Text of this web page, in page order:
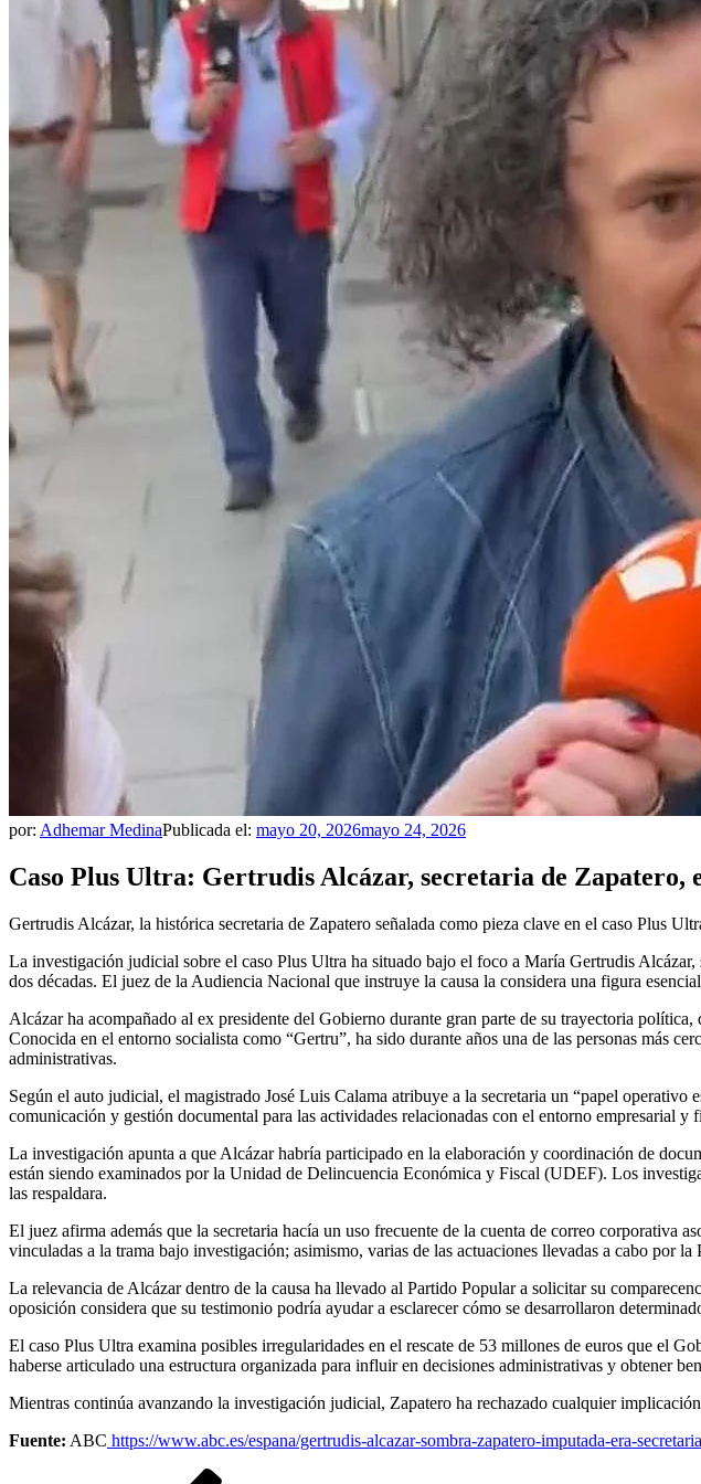
por: Adhemar MedinaPublicada el: mayo 20, 2026mayo 24, 2026
Caso Plus Ultra: Gertrudis Alcázar, secretaria de Zapatero,
Gertrudis Alcázar, la histórica secretaria de Zapatero señalada como pieza clave en el caso Plus
La investigación judicial sobre el caso Plus Ultra ha situado bajo el foco a María Gertrudis
dos décadas. El juez de la Audiencia Nacional que instruye la causa la considera una figura
Alcázar ha acompañado al ex presidente del Gobierno durante gran parte de su trayectoria
Conocida en el entorno socialista como “Gertru”, ha sido durante años una de las personas más
administrativas.
Según el auto judicial, el magistrado José Luis Calama atribuye a la secretaria un “papel
comunicación y gestión documental para las actividades relacionadas con el entorno empresarial y
La investigación apunta a que Alcázar habría participado en la elaboración y coordinación de
están siendo examinados por la Unidad de Delincuencia Económica y Fiscal (UDEF). Los
las respaldara.
El juez afirma además que la secretaria hacía un uso frecuente de la cuenta de correo corporativa
vinculadas a la trama bajo investigación; asimismo, varias de las actuaciones llevadas a cabo por
La relevancia de Alcázar dentro de la causa ha llevado al Partido Popular a solicitar su
oposición considera que su testimonio podría ayudar a esclarecer cómo se desarrollaron
El caso Plus Ultra examina posibles irregularidades en el rescate de 53 millones de euros que el
haberse articulado una estructura organizada para influir en decisiones administrativas y obtener
Mientras continúa avanzando la investigación judicial, Zapatero ha rechazado cualquier
Fuente: ABC https://www.abc.es/espana/gertrudis-alcazar-sombra-zapatero-imputada-era-